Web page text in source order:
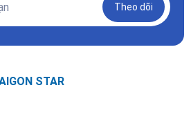
Theo dõi
STAR